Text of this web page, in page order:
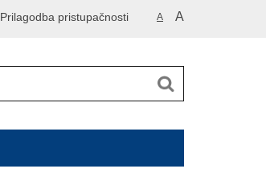
A A
Prilagodba pristupačnosti